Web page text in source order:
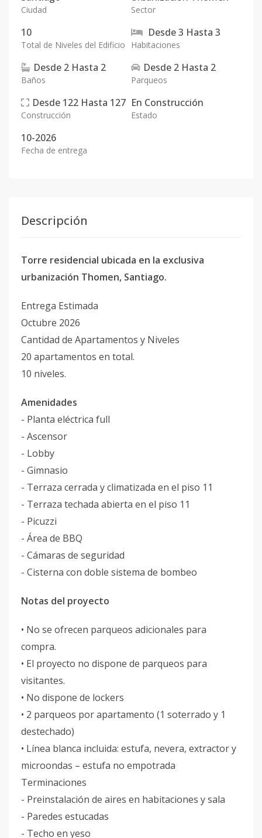
Ciudad Sector
10
Total de Niveles del Edificio
Desde3 Hasta 3
Habitaciones
Desde 2 Hasta 2
Baños
Desde 2 Hasta 2
Parqueos
Desde 122 Hasta 127
Construcción
En Construcción
Estado
10-2026
Fecha de entrega
Descripción
Torre residencial ubicada en la exclusiva
urbanización Thomen, Santiago.
Entrega Estimada
Octubre 2026
Cantidad de Apartamentos y Niveles
20 apartamentos en total.
10 niveles.
Amenidades
- Planta eléctrica full
- Ascensor
- Lobby
- Gimnasio
- Terraza cerrada y climatizada en el piso 11
- Terraza techada abierta en el piso 11
- Picuzzi
- Área de BBQ
- Cámaras de seguridad
- Cisterna con doble sistema de bombeo
Notas del proyecto
• No se ofrecen parqueos adicionales para
compra.
• El proyecto no dispone de parqueos para
visitantes.
• No dispone de lockers
• 2 parqueos por apartamento (1 soterrado y 1
destechado)
• Línea blanca incluida: estufa, nevera, extractor y
microondas – estufa no empotrada
Terminaciones
- Preinstalación de aires en habitaciones y sala
- Paredes estucadas
- Techo en yeso